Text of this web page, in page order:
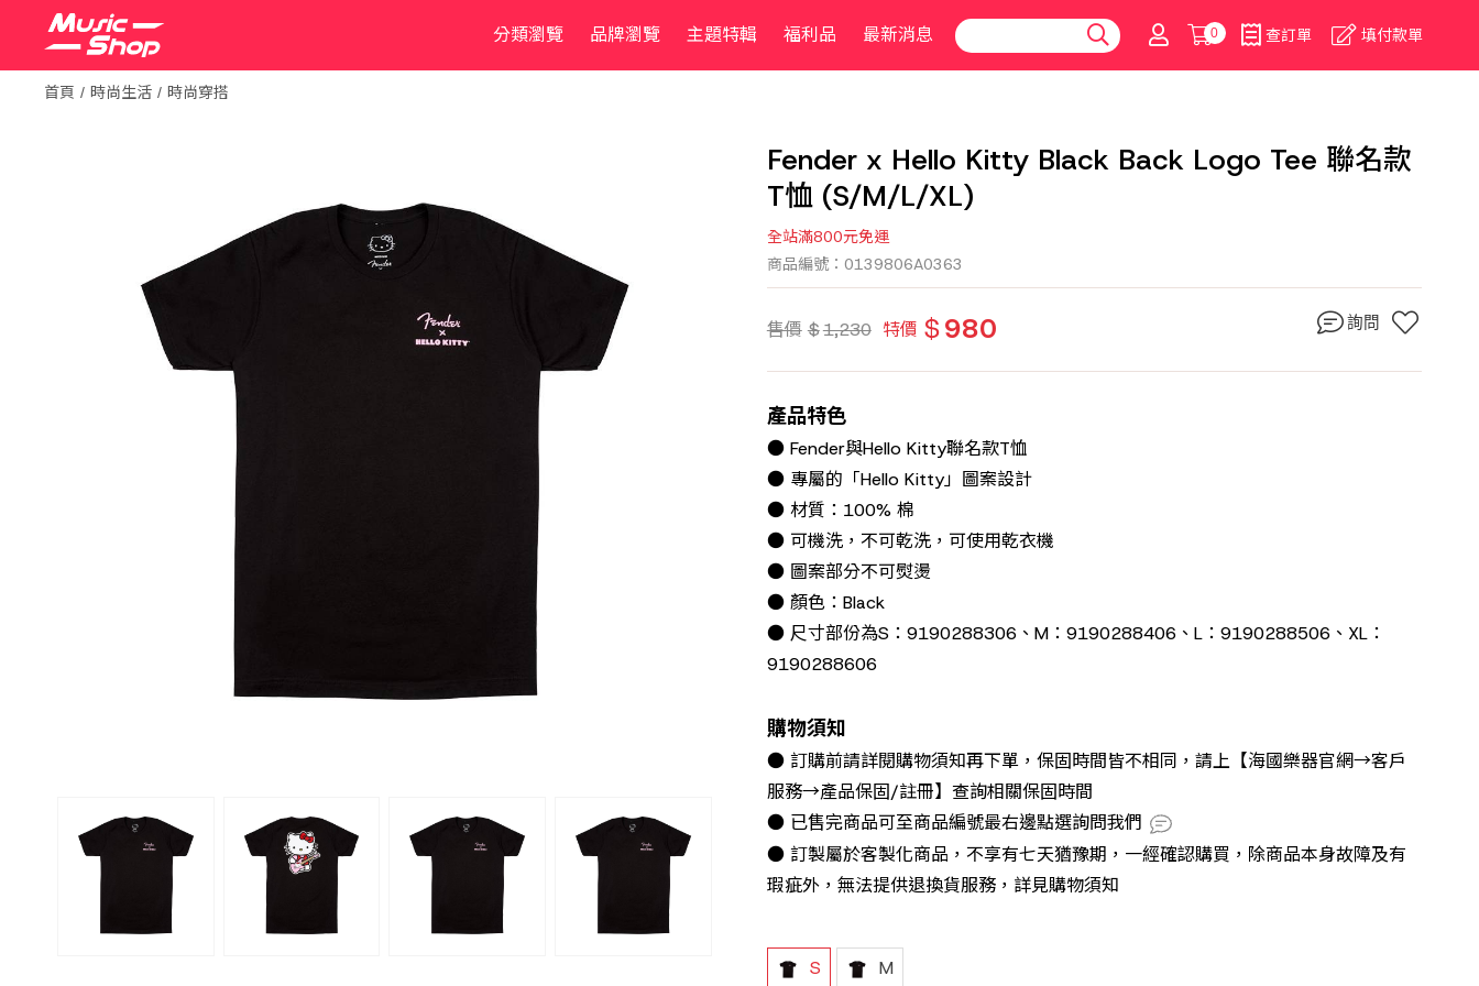
分類瀏覽 品牌瀏覽 主題特輯 福利品 最新消息 0 查訂單 填付款單
首頁 時尚生活 時尚穿搭
Fender x Hello Kitty Black Back Logo Tee 聯名款
T恤 (S/M/L/XL)
全站滿800元免運
商品編號：0139806A0363
售價 $1,230 特價 $980 詢問
產品特色
● Fender與Hello Kitty聯名款T恤
● 專屬的「Hello Kitty」圖案設計
● 材質：100% 棉
● 可機洗，不可乾洗，可使用乾衣機
● 圖案部分不可熨燙
● 顏色：Black
● 尺寸部份為S：9190288306、M：9190288406、L：9190288506、XL：
9190288606
購物須知
● 訂購前請詳閱購物須知再下單，保固時間皆不相同，請上【海國樂器官網→客戶
服務→產品保固/註冊】查詢相關保固時間
● 已售完商品可至商品編號最右邊點選詢問我們
● 訂製屬於客製化商品，不享有七天猶豫期，一經確認購買，除商品本身故障及有
瑕疵外，無法提供退換貨服務，詳見購物須知
S M